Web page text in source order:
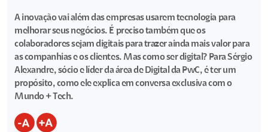
A inovação vai além das empresas usarem tecnologia para
melhorar seus negócios. É preciso também que os
colaboradores sejam digitais para trazer ainda mais valor para
as companhias e os clientes. Mas como ser digital? Para Sérgio
Alexandre, sócio e líder da área de Digital da PwC, é ter um
propósito, como ele explica em conversa exclusiva com o
Mundo + Tech.